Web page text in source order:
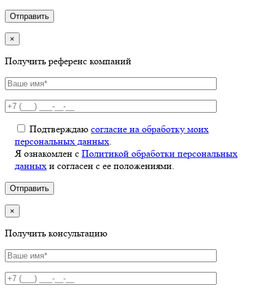
×
Получить референс компаний
Подтверждаю согласие на обработку моих
персональных данных
Я ознакомлен с Политикой обработки персональных
данных и согласен с ее положениями.
×
Получить консультацию